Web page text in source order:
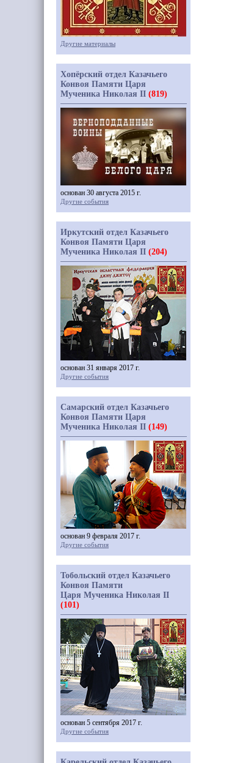
Другие материалы
Хопёрский отдел Казачьего
Конвоя Памяти Царя
Мученика Николая II (819)
основан 30 августа 2015 г.
Другие события
Иркутский отдел Казачьего
Конвоя Памяти Царя
Мученика Николая II (204)
основан 31 января 2017 г.
Другие события
Самарский отдел Казачьего
Конвоя Памяти Царя
Мученика Николая II (149)
основан 9 февраля 2017 г.
Другие события
Тобольский отдел Казачьего
Конвоя Памяти
Царя Мученика Николая II
(101)
основан 5 сентября 2017 г.
Другие события